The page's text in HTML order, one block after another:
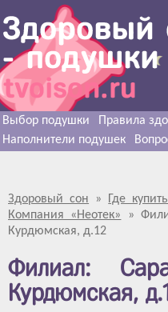
Выбор подушки
Правила
Наполнители подушек
Здоровый сон » Где
Компания «Неотек» »
Курдюмская, д.12
Филиал:
Курдюмская,